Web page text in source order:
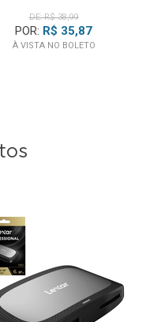
DE: R$ 38,99
POR: R$ 35,87
À VISTA NO BOLETO